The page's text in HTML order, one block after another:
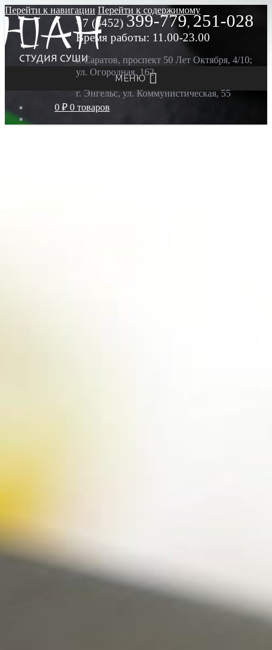
Перейти к навигации Перейти к содержимому
МЕНЮ
0 ₽ 0 товаров
+7 (8452) 399-779, 251-028
Время работы: 11.00-23.00
г. Саратов, проспект 50 Лет Октября, 4/10;
ул. Огородная, 162
г. Энгельс, ул. Коммунистическая, 55